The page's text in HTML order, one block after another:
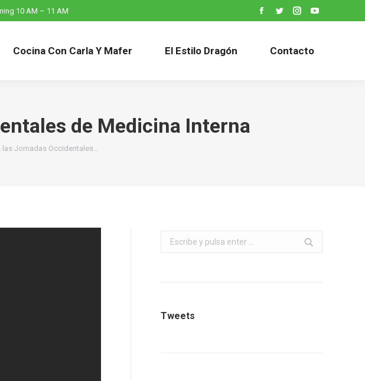
10 AM – 11 AM
Facebook
TwitterInstagram
Cocina Con Carla Y Mafer El Estilo Dragón Contacto
de Medicina Interna
las Jornadas Occidentales…
Buscar:
Tweets